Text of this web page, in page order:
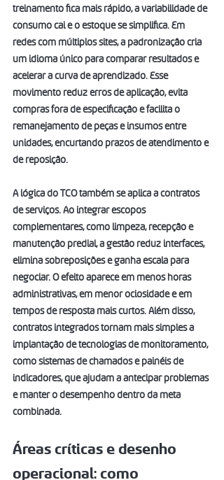
treinamento fica mais rápido, a variabilidade de
consumo cai e o estoque se simplifica. Em
redes com múltiplos sites, a padronização cria
um idioma único para comparar resultados e
acelerar a curva de aprendizado. Esse
movimento reduz erros de aplicação, evita
compras fora de especificação e facilita o
remanejamento de peças e insumos entre
unidades, encurtando prazos de atendimento e
de reposição.
A lógica do TCO também se aplica a contratos
de serviços. Ao integrar escopos
complementares, como limpeza, recepção e
manutenção predial, a gestão reduz interfaces,
elimina sobreposições e ganha escala para
negociar. O efeito aparece em menos horas
administrativas, em menor ociosidade e em
tempos de resposta mais curtos. Além disso,
contratos integrados tornam mais simples a
implantação de tecnologias de monitoramento,
como sistemas de chamados e painéis de
indicadores, que ajudam a antecipar problemas
e manter o desempenho dentro da meta
combinada.
Áreas críticas e desenho
operacional: como